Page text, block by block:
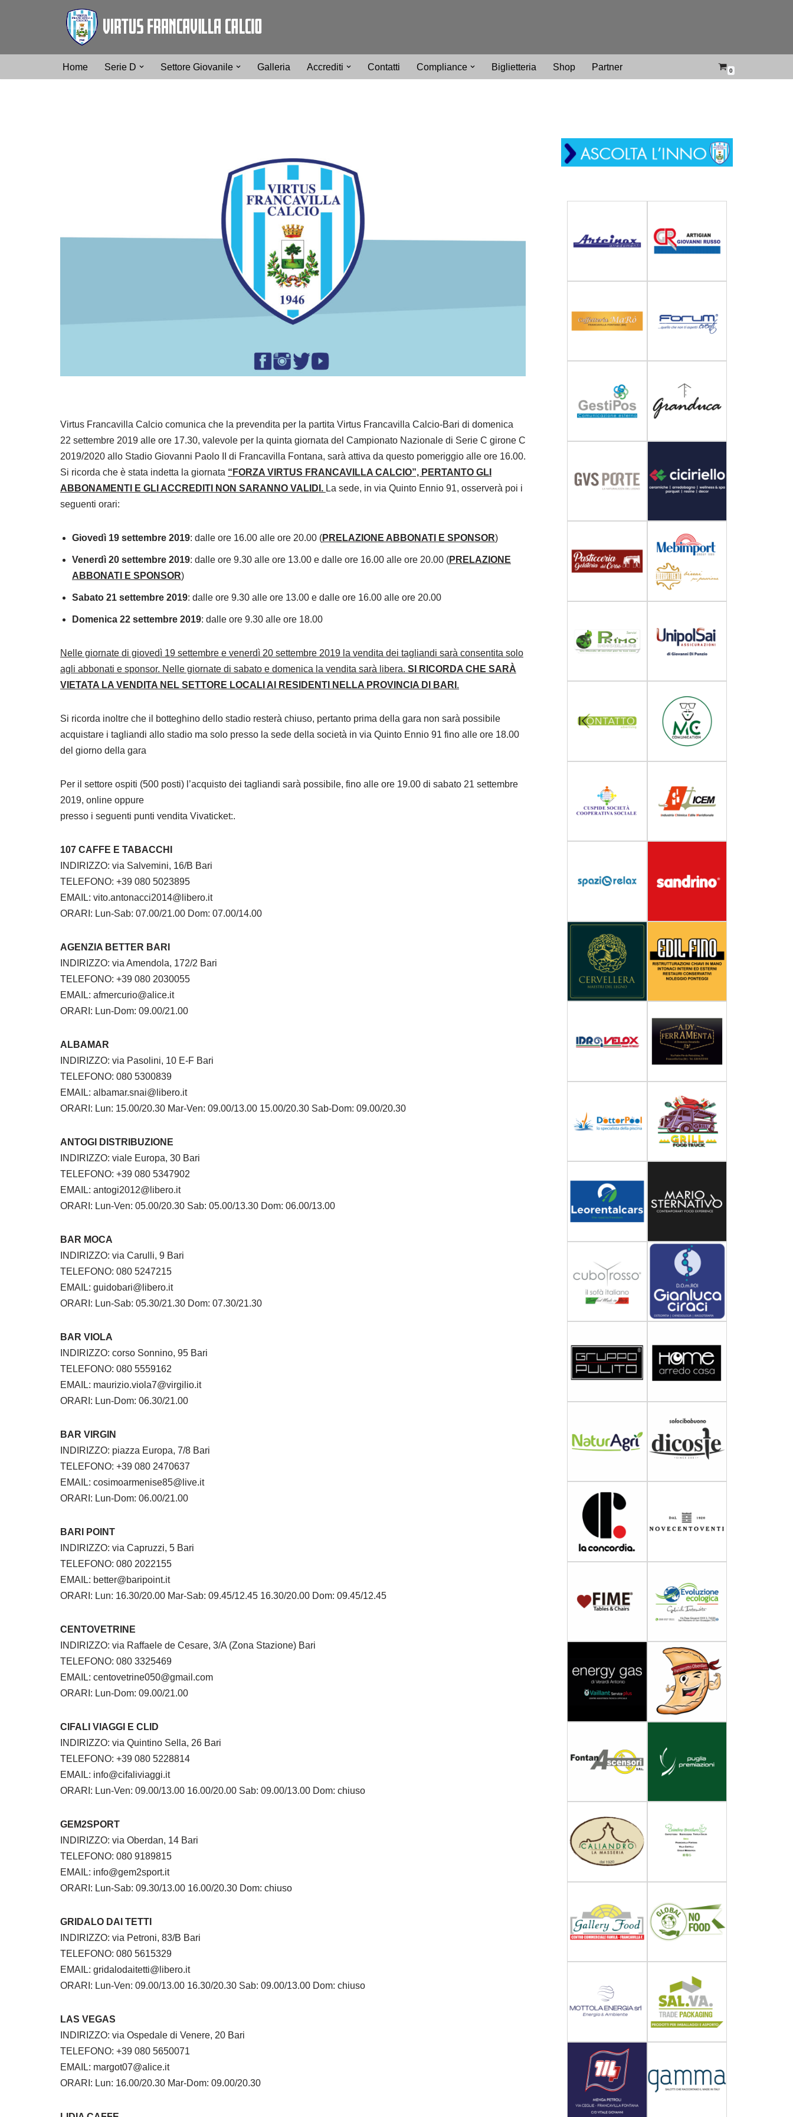
Home Serie D Settore Giovanile Galleria Accrediti Contatti Compliance Biglietteria Shop Partner 0
Virtus Francavilla Calcio comunica che la prevendita per la partita Virtus Francavilla Calcio-Bari di domenica
22 settembre 2019 alle ore 17.30, valevole per la quinta giornata del Campionato Nazionale di Serie C girone C
2019/2020 allo Stadio Giovanni Paolo II di Francavilla Fontana, sarà attiva da questo pomeriggio alle ore 16.00.
Si ricorda che è stata indetta la giornata “FORZA VIRTUS FRANCAVILLA CALCIO”, PERTANTO GLI
ABBONAMENTI E GLI ACCREDITI NON SARANNO VALIDI. La sede, in via Quinto Ennio 91, osserverà poi i
seguenti orari:
Giovedì 19 settembre 2019: dalle ore 16.00 alle ore 20.00 (PRELAZIONE ABBONATI E SPONSOR)
Venerdì 20 settembre 2019: dalle ore 9.30 alle ore 13.00 e dalle ore 16.00 alle ore 20.00 (PRELAZIONE
ABBONATI E SPONSOR)
Sabato 21 settembre 2019: dalle ore 9.30 alle ore 13.00 e dalle ore 16.00 alle ore 20.00
Domenica 22 settembre 2019: dalle ore 9.30 alle ore 18.00
Nelle giornate di giovedì 19 settembre e venerdì 20 settembre 2019 la vendita dei tagliandi sarà consentita solo
agli abbonati e sponsor. Nelle giornate di sabato e domenica la vendita sarà libera. SI RICORDA CHE SARÀ
VIETATA LA VENDITA NEL SETTORE LOCALI AI RESIDENTI NELLA PROVINCIA DI BARI .
Si ricorda inoltre che il botteghino dello stadio resterà chiuso, pertanto prima della gara non sarà possibile
acquistare i tagliandi allo stadio ma solo presso la sede della società in via Quinto Ennio 91 fino alle ore 18.00
del giorno della gara
Per il settore ospiti (500 posti) l’acquisto dei tagliandi sarà possibile, fino alle ore 19.00 di sabato 21 settembre
2019, online oppure
presso i seguenti punti vendita Vivaticket:.
107 CAFFE E TABACCHI
INDIRIZZO: via Salvemini, 16/B Bari
TELEFONO: +39 080 5023895
EMAIL: vito.antonacci2014@libero.it
ORARI: Lun-Sab: 07.00/21.00 Dom: 07.00/14.00
AGENZIA BETTER BARI
INDIRIZZO: via Amendola, 172/2 Bari
TELEFONO: +39 080 2030055
EMAIL: afmercurio@alice.it
ORARI: Lun-Dom: 09.00/21.00
ALBAMAR
INDIRIZZO: via Pasolini, 10 E-F Bari
TELEFONO: 080 5300839
EMAIL: albamar.snai@libero.it
ORARI: Lun: 15.00/20.30 Mar-Ven: 09.00/13.00 15.00/20.30 Sab-Dom: 09.00/20.30
ANTOGI DISTRIBUZIONE
INDIRIZZO: viale Europa, 30 Bari
TELEFONO: +39 080 5347902
EMAIL: antogi2012@libero.it
ORARI: Lun-Ven: 05.00/20.30 Sab: 05.00/13.30 Dom: 06.00/13.00
BAR MOCA
INDIRIZZO: via Carulli, 9 Bari
TELEFONO: 080 5247215
EMAIL: guidobari@libero.it
ORARI: Lun-Sab: 05.30/21.30 Dom: 07.30/21.30
BAR VIOLA
INDIRIZZO: corso Sonnino, 95 Bari
TELEFONO: 080 5559162
EMAIL: maurizio.viola7@virgilio.it
ORARI: Lun-Dom: 06.30/21.00
BAR VIRGIN
INDIRIZZO: piazza Europa, 7/8 Bari
TELEFONO: +39 080 2470637
EMAIL: cosimoarmenise85@live.it
ORARI: Lun-Dom: 06.00/21.00
BARI POINT
INDIRIZZO: via Capruzzi, 5 Bari
TELEFONO: 080 2022155
EMAIL: better@baripoint.it
ORARI: Lun: 16.30/20.00 Mar-Sab: 09.45/12.45 16.30/20.00 Dom: 09.45/12.45
CENTOVETRINE
INDIRIZZO: via Raffaele de Cesare, 3/A (Zona Stazione) Bari
TELEFONO: 080 3325469
EMAIL: centovetrine050@gmail.com
ORARI: Lun-Dom: 09.00/21.00
CIFALI VIAGGI E CLID
INDIRIZZO: via Quintino Sella, 26 Bari
TELEFONO: +39 080 5228814
EMAIL: info@cifaliviaggi.it
ORARI: Lun-Ven: 09.00/13.00 16.00/20.00 Sab: 09.00/13.00 Dom: chiuso
GEM2SPORT
INDIRIZZO: via Oberdan, 14 Bari
TELEFONO: 080 9189815
EMAIL: info@gem2sport.it
ORARI: Lun-Sab: 09.30/13.00 16.00/20.30 Dom: chiuso
GRIDALO DAI TETTI
INDIRIZZO: via Petroni, 83/B Bari
TELEFONO: 080 5615329
EMAIL: gridalodaitetti@libero.it
ORARI: Lun-Ven: 09.00/13.00 16.30/20.30 Sab: 09.00/13.00 Dom: chiuso
LAS VEGAS
INDIRIZZO: via Ospedale di Venere, 20 Bari
TELEFONO: +39 080 5650071
EMAIL: margot07@alice.it
ORARI: Lun: 16.00/20.30 Mar-Dom: 09.00/20.30